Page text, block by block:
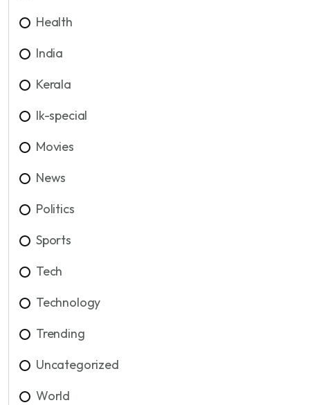
Health
India
Kerala
lk-special
Movies
News
Politics
Sports
Tech
Technology
Trending
Uncategorized
World